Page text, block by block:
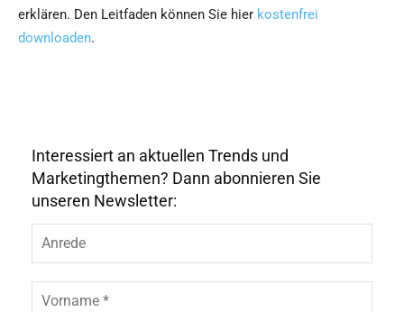
erklären. Den Leitfaden können Sie hier kostenfrei
downloaden.
Interessiert an aktuellen Trends und
Marketingthemen? Dann abonnieren Sie
unseren Newsletter: